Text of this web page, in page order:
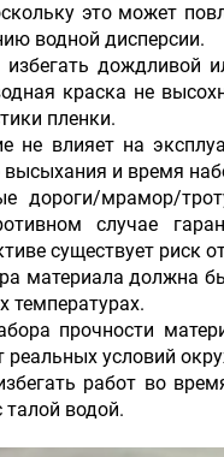
это может
водной дисперсии.
избегать
краска не
пленки.
влияет на
и время
дороги/мрамор/
случае
существует риск
материала должна
температурах.
прочности
реальных условий
работ во
талой водой.